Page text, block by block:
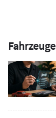
Fahrzeuge